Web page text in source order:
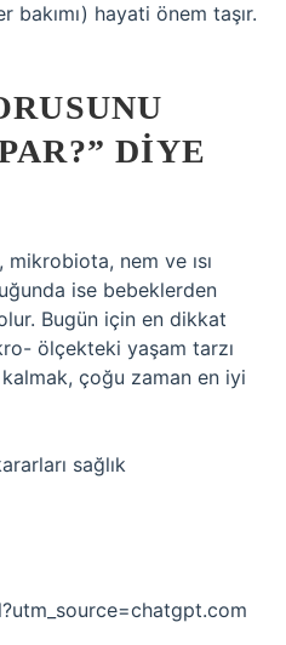
hayati önem taşır.
DIYE
nem ve ısı
ise bebeklerden
Bugün için en dikkat
ölçekteki yaşam tarzı
çoğu zaman en iyi
sağlık